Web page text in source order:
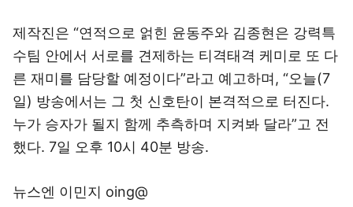
제작진은 “연적으로 얽힌 윤동주와 김종현은 강력특
수팀 안에서 서로를 견제하는 티격태격 케미로 또 다
른 재미를 담당할 예정이다”라고 예고하며, “오늘(7
일) 방송에서는 그 첫 신호탄이 본격적으로 터진다.
누가 승자가 될지 함께 추측하며 지켜봐 달라”고 전
했다. 7일 오후 10시 40분 방송.
뉴스엔 이민지 oing@